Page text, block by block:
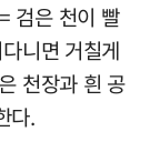
검은 천이 빨
니면 거칠게
천장과 흰 공
다.